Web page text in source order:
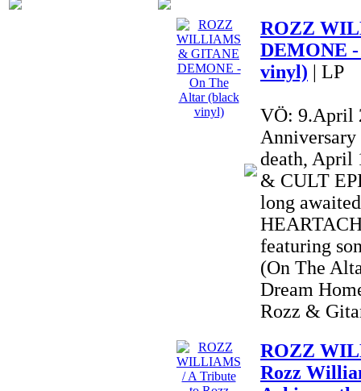
ROZZ
DEMONE
vinyl) | LP
VÖ: 9.April
death, April
& CULT
long
featuring
(On The
Dream
Rozz &
ROZZ
Rozz